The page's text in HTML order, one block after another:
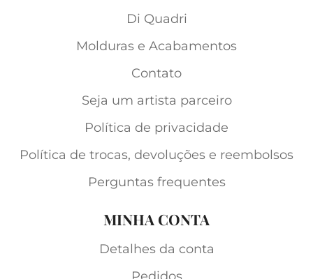
Di Quadri
Molduras e Acabamentos
Contato
Seja um artista parceiro
Política de privacidade
Política de trocas, devoluções e reembolsos
Perguntas frequentes
MINHA CONTA
Detalhes da conta